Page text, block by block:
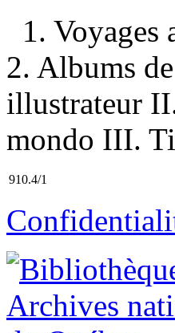
1.
2. Albums
illustrateur
mondo III.
910.4/1